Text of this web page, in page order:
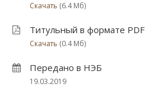
Скачать (6.4 Мб)
Титульный в формате PDF
Скачать (0.4 Мб)
Передано в НЭБ
19.03.2019